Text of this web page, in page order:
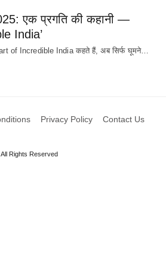
एक प्रगति की कहानी —
India’
of Incredible India कहते हैं, अब सिर्फ घूमने…
Privacy Policy Contact Us
All Rights Reserved